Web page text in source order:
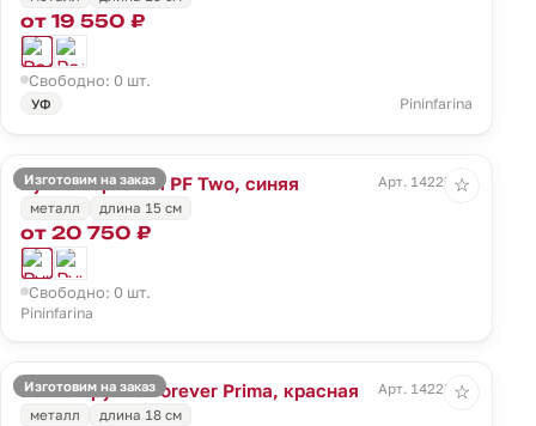
от 19 550 ₽
Свободно: 0 шт.
УФ Pininfarina
Изготовим на заказ
Ручка перьевая PF Two, синяя
Арт. 14225.40
металл
длина 15 см
от 20 750 ₽
Свободно: 0 шт.
Pininfarina
☆
Изготовим на заказ
Вечная ручка Forever Prima, красная
Арт. 14227.50
металл
длина 18 см
☆